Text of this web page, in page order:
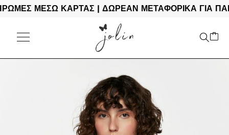
ΜΕΣΩ ΚΑΡΤΑΣ | ΔΩΡΕΑΝ ΜΕΤΑΦΟΡΙΚΑ ΓΙΑ